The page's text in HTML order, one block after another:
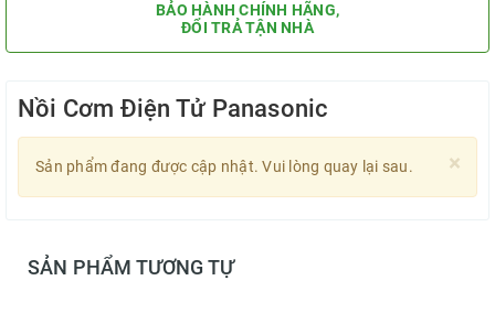
BẢO HÀNH CHÍNH HÃNG,
ĐỔI TRẢ TẬN NHÀ
Nồi Cơm Điện Tử Panasonic
×
Sản phẩm đang được cập nhật. Vui lòng quay lại sau.
SẢN PHẨM TƯƠNG TỰ